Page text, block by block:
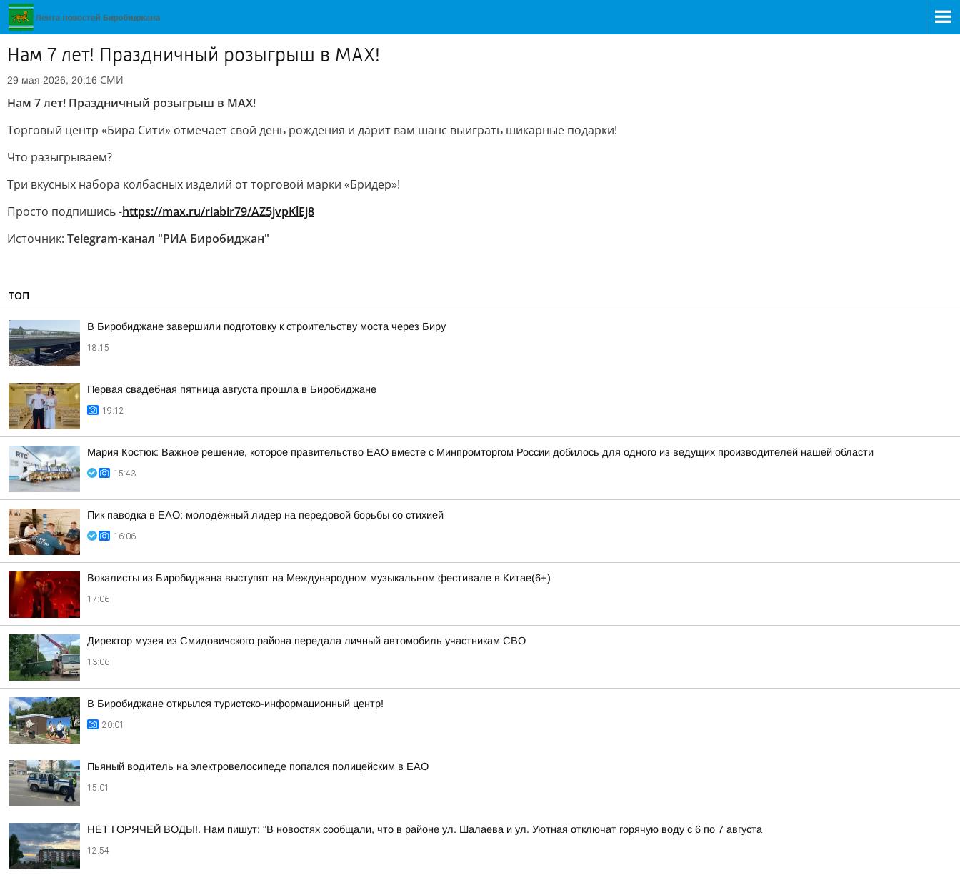
Нам 7 лет! Праздничный розыгрыш в МАХ!
29 мая 2026, 20:16 СМИ
Нам 7 лет! Праздничный розыгрыш в МАХ!
Торговый центр «Бира Сити» отмечает свой день рождения и дарит вам шанс выиграть шикарные подарки!
Что разыгрываем?
Три вкусных набора колбасных изделий от торговой марки «Бридер»!
Просто подпишись -https://max.ru/riabir79/AZ5jvpKlEj8
Источник: Telegram-канал "РИА Биробиджан"
ТОП
В Биробиджане завершили подготовку к строительству моста через Биру
18:15
Первая свадебная пятница августа прошла в Биробиджане
19:12
Мария Костюк: Важное решение, которое правительство ЕАО вместе с Минпромторгом России добилось для одного из ведущих производителей нашей области
15:43
Пик паводка в ЕАО: молодёжный лидер на передовой борьбы со стихией
16:06
Вокалисты из Биробиджана выступят на Международном музыкальном фестивале в Китае(6+)
17:06
Директор музея из Смидовичского района передала личный автомобиль участникам СВО
13:06
В Биробиджане открылся туристско-информационный центр!
20:01
Пьяный водитель на электровелосипеде попался полицейским в ЕАО
15:01
НЕТ ГОРЯЧЕЙ ВОДЫ!. Нам пишут: "В новостях сообщали, что в районе ул. Шалаева и ул. Уютная отключат горячую воду с 6 по 7 августа
12:54